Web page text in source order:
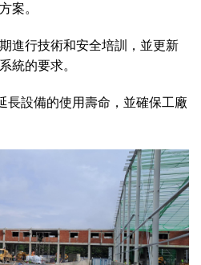
案。
進行技術和安全培訓，並更新
統的要求。
長設備的使用壽命，並確保工廠